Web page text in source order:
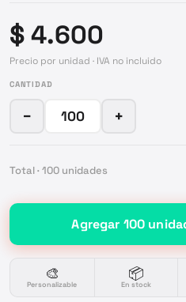
$ 4.600
Precio por unidad · IVA no incluido
CANTIDAD
− +
Total · 100 unidades
Agregar 100
🎨
Personalizable
📦
En stock